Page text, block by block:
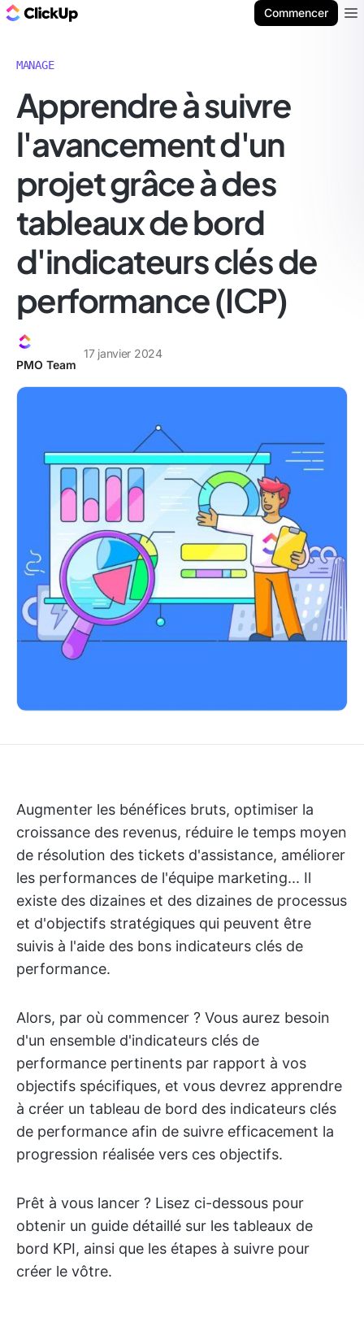
Commencer
MANAGE
Apprendre à suivre
l'avancement d'un
projet grâce à des
tableaux de bord
d'indicateurs clés de
performance (ICP)
PMO Team
17 janvier 2024
Augmenter les bénéfices bruts, optimiser la
croissance des revenus, réduire le temps moyen
de résolution des tickets d'assistance, améliorer
les performances de l'équipe marketing... Il
existe des dizaines et des dizaines de processus
et d'objectifs stratégiques qui peuvent être
suivis à l'aide des bons indicateurs clés de
performance.
Alors, par où commencer ? Vous aurez besoin
d'un ensemble d'indicateurs clés de
performance pertinents par rapport à vos
objectifs spécifiques, et vous devrez apprendre
à créer un tableau de bord des indicateurs clés
de performance afin de suivre efficacement la
progression réalisée vers ces objectifs.
Prêt à vous lancer ? Lisez ci-dessous pour
obtenir un guide détaillé sur les tableaux de
bord KPI, ainsi que les étapes à suivre pour
créer le vôtre.